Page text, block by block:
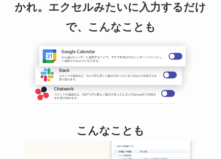
かれ。エクセルみたいに入力するだけ
で、こんなことも
こんなことも